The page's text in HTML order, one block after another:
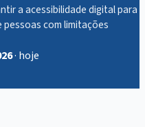
a acessibilidade digital para
com limitações
· hoje